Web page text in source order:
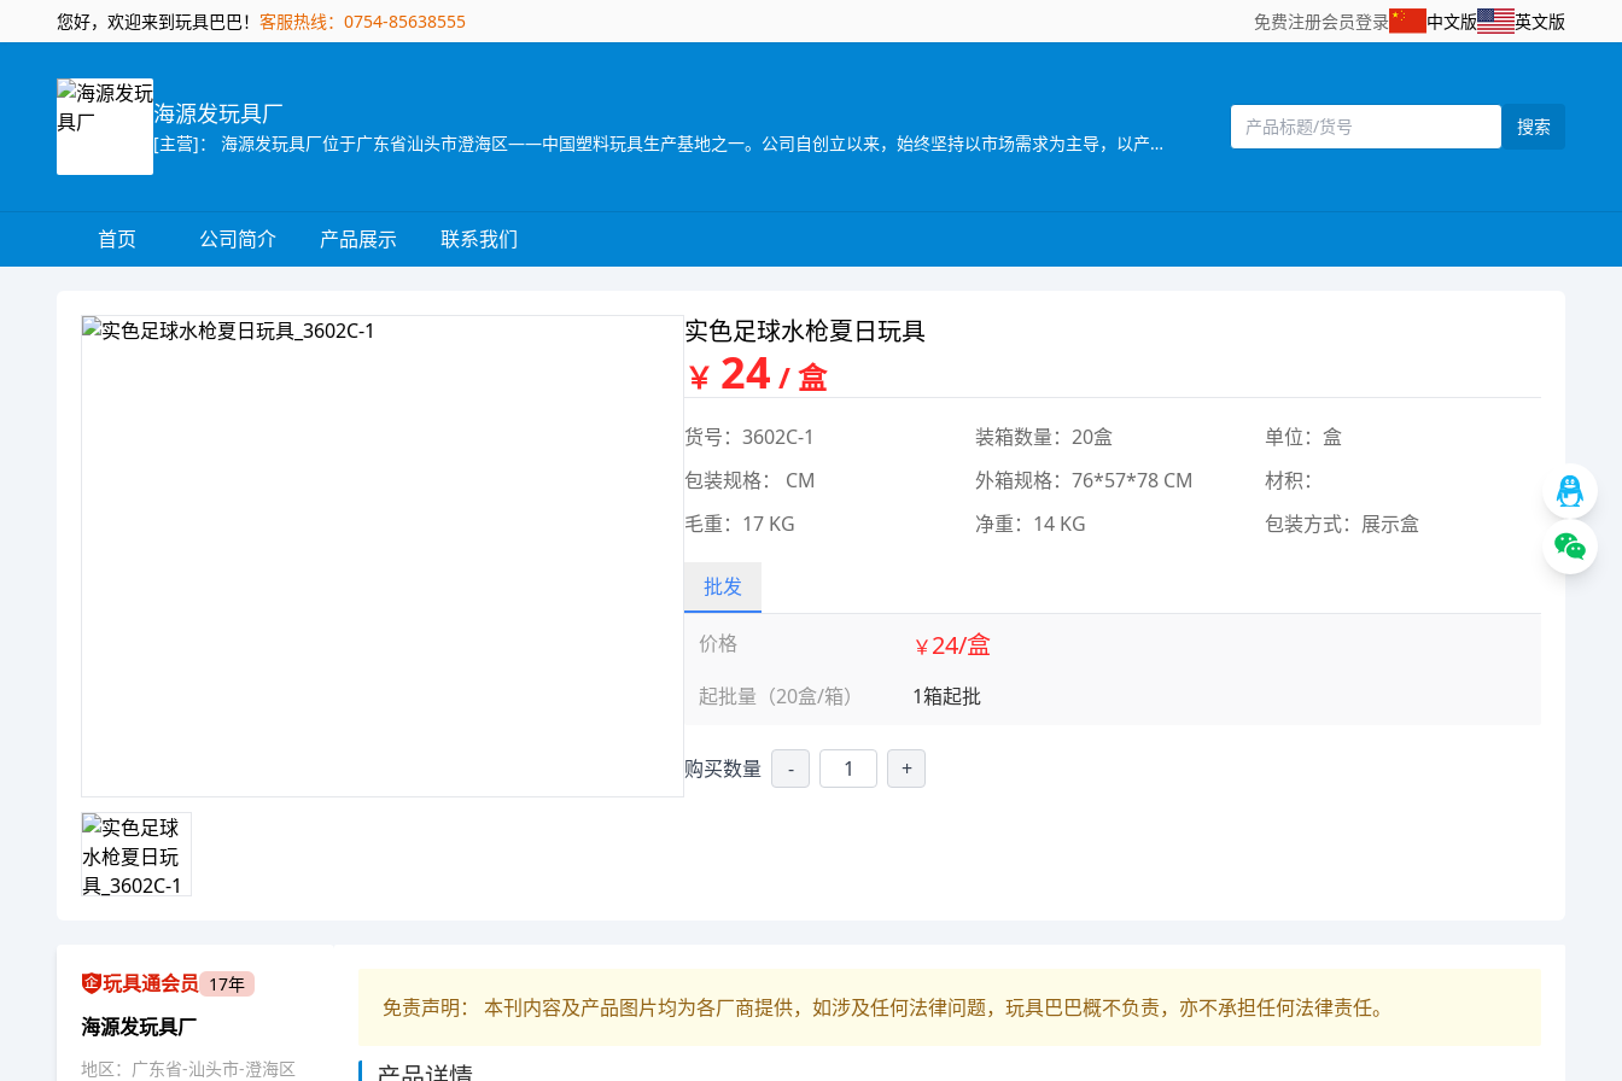
您好，欢迎来到玩具巴巴！ 客服热线：0754-85638555 免费注册会员登录 中文版 英文版
海源发玩具厂
[主营]： 海源发玩具厂位于广东省汕头市澄海区——中国塑料玩具生产基地之一。公司自创立以来，始终坚持以市场需求为主导，以产品质量为企业生命，研发创新以科技含量较高的产品为目标，以设计独特，功能齐全的产品特色，参与市场竞争。同时，公司还拥有一批熟悉玩具产品贸易业务、精通外贸英语的高素质业务人员，配备有电脑网络等现代化办公设施，为贸易全过程提供了优质高效的服务，受到了各地贸易伙伴的高度评价。公司一贯奉行“质量第一，诚信立业”的经营理念，确保产品符合相关的质量标准和客户要求。深受广大客户的信赖和欢迎。公司业务正蒸蒸日上。 公司本着“勇于开拓，不断创新，诚信务实，客户至上，质量第一，追求卓著”的企业理念，严格控制产品质量，不断改进创新，确保产品符合相关质量标准和客户要求，凭借自身优势及准确的市场定位，使产品更具吸引力和趣味性，倍受客户好评。以诚为本、平等合作的经营宗旨，深受各商家，消费者的信任及赞誉。“创造、技术、品质”是本公司面向21世纪的口号。 展望未来，我们正以饱满的热情，昂扬的姿态，积极致力玩具新产品的开发，全面提高企业管理层次，把公司建设成为规模化的现代化科技企业。 佳利发玩具厂欢迎海内外客商到我网站浏览、查询、订购;欢迎到公司展厅直接选购!“让客户得到满意的产品”， 竭诚希望与各海内外客户建立长期友好的合作。互惠互利，携手共创辉煌明天!
搜索
首页 公司简介 产品展示 联系我们
实色足球水枪夏日玩具
￥ 24 / 盒
货号：3602C-1 装箱数量：20盒
单位：盒
包装规格： CM
外箱规格：76*57*78 CM
材积：
毛重：17 KG
净重：14 KG 包装方式：展示盒
批发
价格
起批量（20盒/箱）
￥24/盒
1箱起批
购买数量 - +
玩具通会员 17年
海源发玩具厂
地区：广东省-汕头市-澄海区
免责声明： 本刊内容及产品图片均为各厂商提供，如涉及任何法律问题，玩具巴巴概不负责，亦不承担任何法律责任。